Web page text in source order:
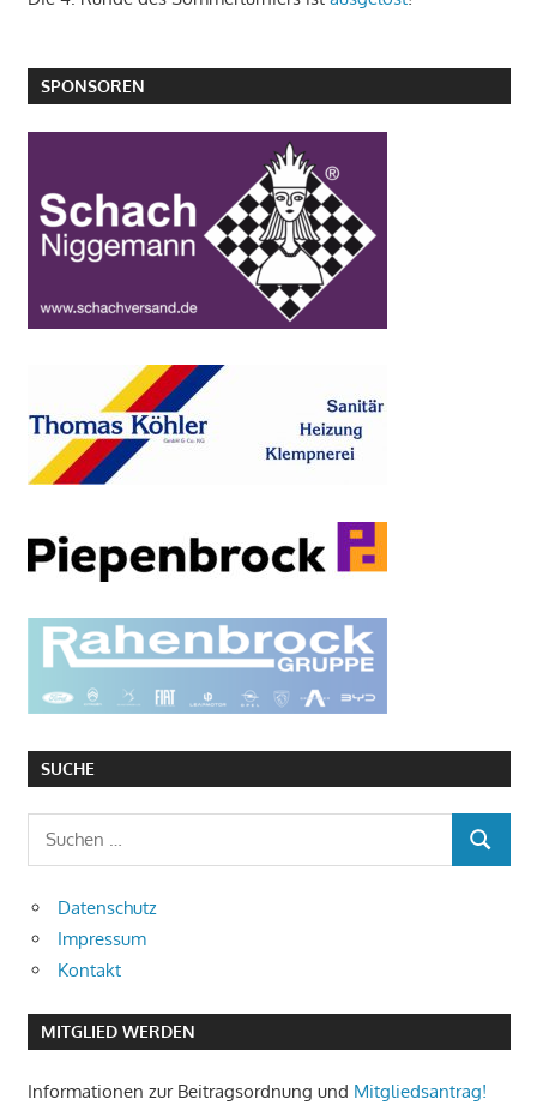
SPONSOREN
SUCHE
u
n
a
S
Datenschutz
Impressum
Kontakt
MITGLIED WERDEN
Informationen zur Beitragsordnung und Mitgliedsantrag!